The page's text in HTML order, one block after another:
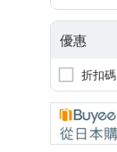
優惠
折扣碼